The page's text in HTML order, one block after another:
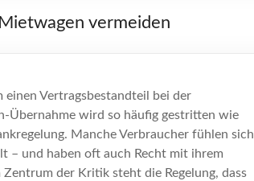
vermeiden
einen Vertragsbestandteil bei der
Übernahme wird so häufig gestritten wie
Manche Verbraucher fühlen sich
– und haben oft auch Recht mit ihrem
Zentrum der Kritik steht die Regelung, dass